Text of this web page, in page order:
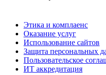
Этика и комплаенс
Оказание услуг
Использование сайтов
Защита персональных
Пользовательское
ИТ аккредитация